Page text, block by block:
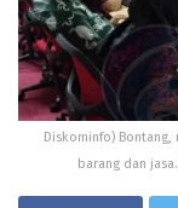
Diskominfo) Bontang,
barang dan